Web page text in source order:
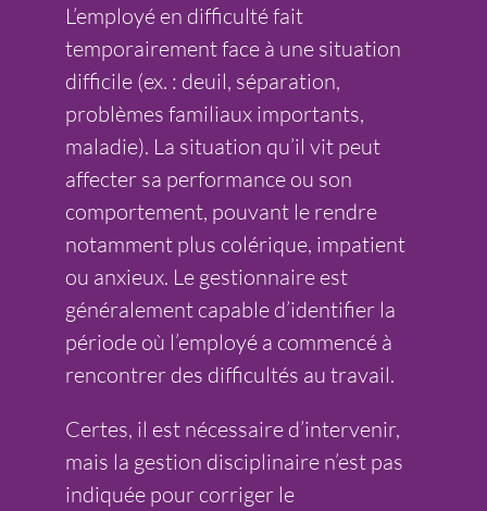
L’employé en difficulté fait
temporairement face à une situation
difficile (ex. : deuil, séparation,
problèmes familiaux importants,
maladie). La situation qu’il vit peut
affecter sa performance ou son
comportement, pouvant le rendre
notamment plus colérique, impatient
ou anxieux. Le gestionnaire est
généralement capable d’identifier la
période où l’employé a commencé à
rencontrer des difficultés au travail.
Certes, il est nécessaire d’intervenir,
mais la gestion disciplinaire n’est pas
indiquée pour corriger le